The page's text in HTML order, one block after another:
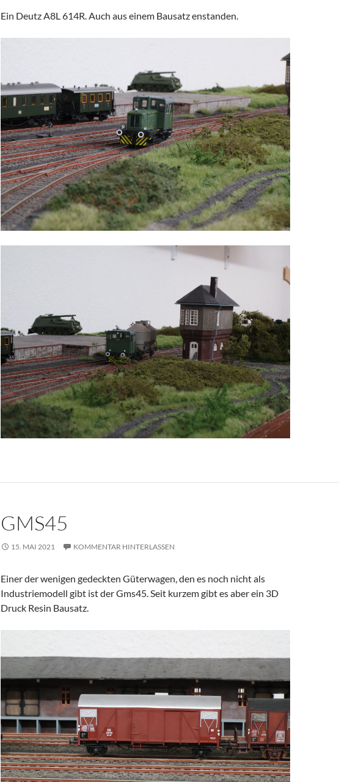
Ein Deutz A8L 614R. Auch aus einem Bausatz enstanden.
GMS45
15. MAI 2021 KOMMENTAR HINTERLASSEN
Einer der wenigen gedeckten Güterwagen, den es noch nicht als
Industriemodell gibt ist der Gms45. Seit kurzem gibt es aber ein 3D
Druck Resin Bausatz.